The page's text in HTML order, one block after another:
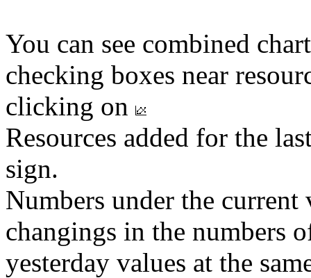
You can see combined
checking boxes near
clicking on
Resources added for the
sign.
Numbers under the
changings in the numbers
yesterday values at the